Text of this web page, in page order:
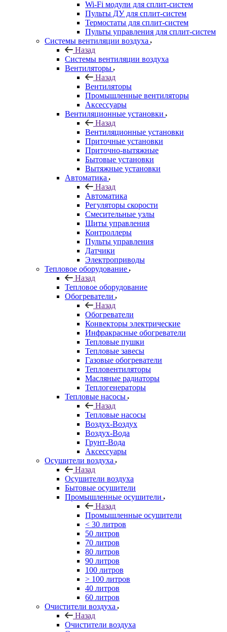
Wi-Fi модули для сплит-систем
Пульты ДУ для сплит-систем
Термостаты для сплит-систем
Пульты управления для сплит-систем
Системы вентиляции воздуха
Назад
Системы вентиляции воздуха
Вентиляторы
Назад
Вентиляторы
Промышленные вентиляторы
Аксессуары
Вентиляционные установки
Назад
Вентиляционные установки
Приточные установки
Приточно-вытяжные
Бытовые установки
Вытяжные установки
Автоматика
Назад
Автоматика
Регуляторы скорости
Смесительные узлы
Щиты управления
Контроллеры
Пульты управления
Датчики
Электроприводы
Тепловое оборудование
Назад
Тепловое оборудование
Обогреватели
Назад
Обогреватели
Конвекторы электрические
Инфракрасные обогреватели
Тепловые пушки
Тепловые завесы
Газовые обогреватели
Тепловентиляторы
Масляные радиаторы
Теплогенераторы
Тепловые насосы
Назад
Тепловые насосы
Воздух-Воздух
Воздух-Вода
Грунт-Вода
Аксессуары
Осушители воздуха
Назад
Осушители воздуха
Бытовые осушители
Промышленные осушители
Назад
Промышленные осушители
< 30 литров
50 литров
70 литров
80 литров
90 литров
100 литров
> 100 литров
40 литров
60 литров
Очистители воздуха
Назад
Очистители воздуха